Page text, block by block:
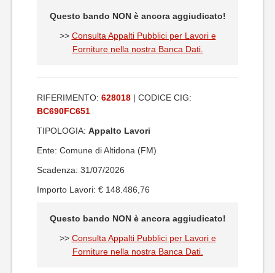
Questo bando NON è ancora aggiudicato!
>> Consulta Appalti Pubblici per Lavori e
Forniture nella nostra Banca Dati.
RIFERIMENTO: 628018 | CODICE CIG:
BC690FC651
TIPOLOGIA: Appalto Lavori
Ente: Comune di Altidona (FM)
Scadenza: 31/07/2026
Importo Lavori: € 148.486,76
Questo bando NON è ancora aggiudicato!
>> Consulta Appalti Pubblici per Lavori e
Forniture nella nostra Banca Dati.